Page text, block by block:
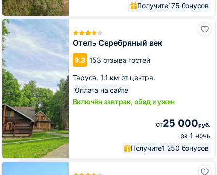
Получите175 бонусов
Отель Серебряный век
9.3 153 отзыва гостей
Таруса, 1.1 км от центра
Оплата на сайте
Включён завтрак, обед и ужин
от25 000руб.
за 1 ночь
Получите1 250 бонусов
Отель
Серебряный
век
Загородный